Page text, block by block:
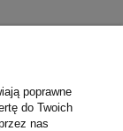
poprawne
do Twoich
nas